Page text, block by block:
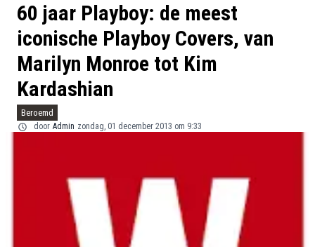
60 jaar Playboy: de meest
iconische Playboy Covers, van
Marilyn Monroe tot Kim
Kardashian
Beroemd
door Admin zondag, 01 december 2013 om 9:33